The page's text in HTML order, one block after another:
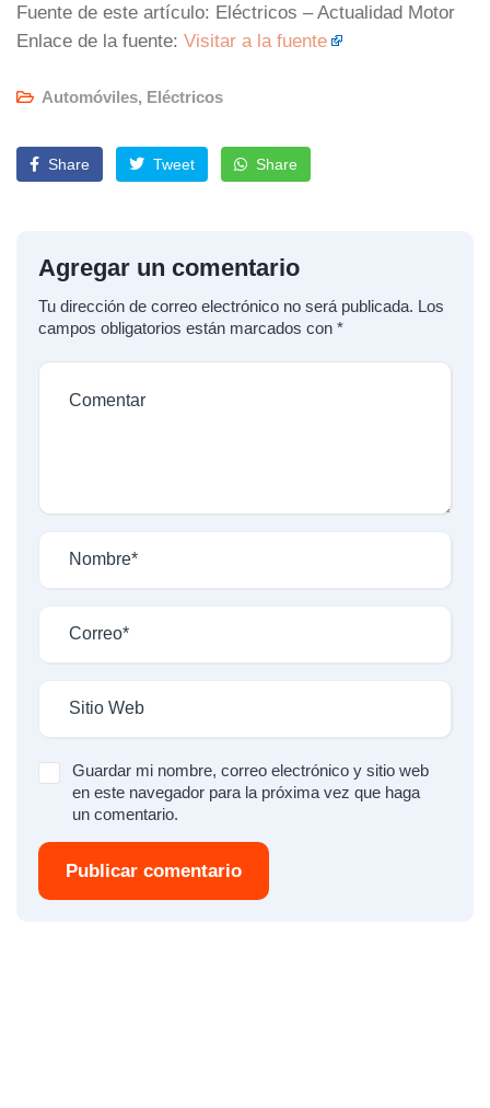
Fuente de este artículo: Eléctricos – Actualidad Motor
Enlace de la fuente: Visitar a la fuente
Automóviles, Eléctricos
Share Tweet Share
Agregar un comentario
Tu dirección de correo electrónico no será publicada. Los
campos obligatorios están marcados con *
Guardar mi nombre, correo electrónico y sitio web
en este navegador para la próxima vez que haga
un comentario.
Publicar comentario